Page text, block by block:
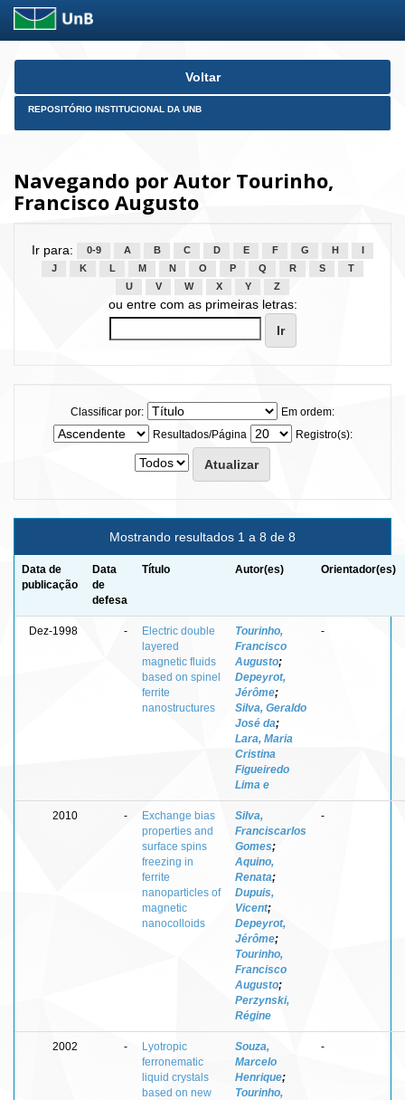
Skip
Voltar
REPOSITÓRIO INSTITUCIONAL DA UNB
Navegando por Autor Tourinho,
Francisco Augusto
Ir para: 0-9 A B C D E F G H
J
K L M N O P Q R S
T
U
V W X Y Z
ou entre com as primeiras letras:
Classificar por:
Em ordem:
Resultados/Página
Registro(s):
Mostrando resultados 1 a 8 de 8
Data de
publicação
Data
de
defesa
Título Autor(es) Orientador(es)
Dez-1998 -
Electric double
layered
magnetic fluids
based on spinel
ferrite
nanostructures
Tourinho,
Francisco
Augusto;
Depeyrot,
Jérôme;
Silva, Geraldo
José da;
Lara, Maria
Cristina
Figueiredo
Lima e
-
2010 -
Exchange bias
properties and
surface spins
freezing in
ferrite
nanoparticles of
magnetic
nanocolloids
Silva,
Franciscarlos
Gomes;
Aquino,
Renata;
Dupuis,
Vicent;
Depeyrot,
Jérôme;
Tourinho,
Francisco
Augusto;
Perzynski,
Régine
-
2002 -
Lyotropic
ferronematic
liquid crystals
based on new
Souza,
Marcelo
Henrique;
Tourinho,
-